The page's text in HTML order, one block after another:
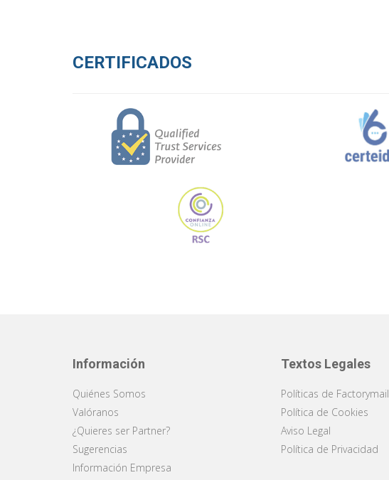
CERTIFICADOS
Información
Quiénes Somos
Valóranos
¿Quieres ser Partner?
Sugerencias
Información Empresa
Textos Legales
Políticas de Factorymail
Política de Cookies
Aviso Legal
Política de Privacidad